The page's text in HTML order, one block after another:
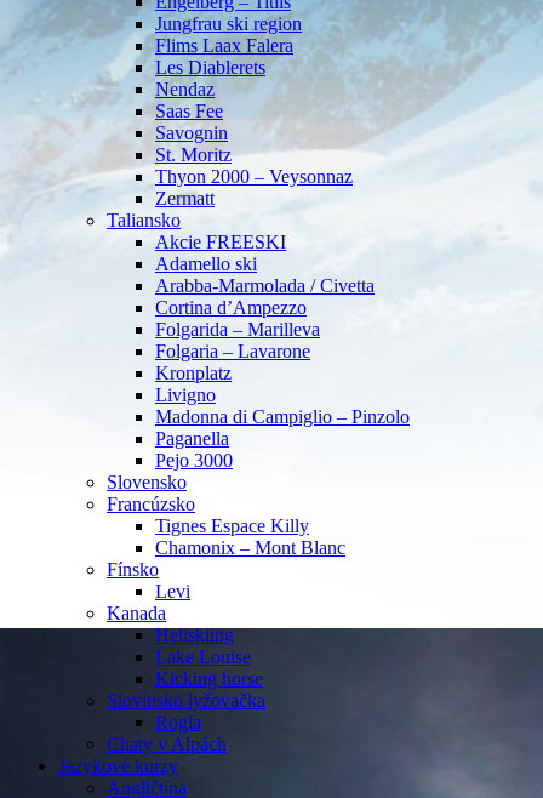
Jungfrau ski region
Flims Laax Falera
Les Diablerets
Nendaz
Saas Fee
Savognin
St. Moritz
Thyon 2000 – Veysonnaz
Zermatt
Taliansko
Akcie FREESKI
Adamello ski
Arabba-Marmolada / Civetta
Cortina d’Ampezzo
Folgarida – Marilleva
Folgaria – Lavarone
Kronplatz
Livigno
Madonna di Campiglio – Pinzolo
Paganella
Pejo 3000
Slovensko
Francúzsko
Tignes Espace Killy
Chamonix – Mont Blanc
Fínsko
Levi
Kanada
Heliskiing
Lake Louise
Kicking horse
Slovinsko lyžovačka
Rogla
Chaty v Alpách
Jazykové kurzy
Angličtina